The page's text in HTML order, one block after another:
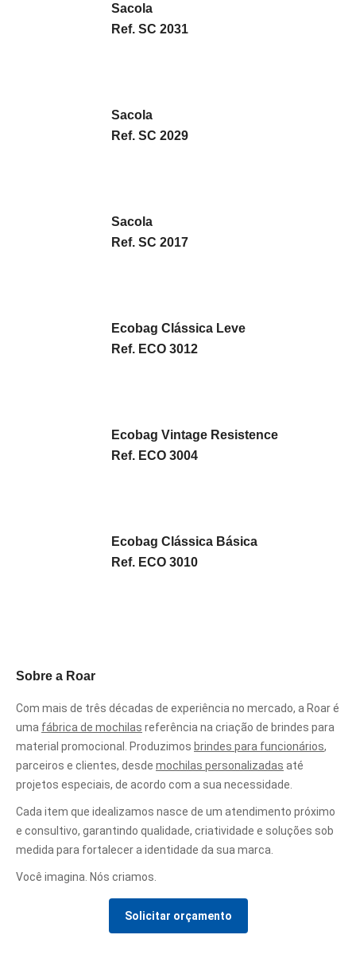
Sacola
Ref. SC 2031
Sacola
Ref. SC 2029
Sacola
Ref. SC 2017
Ecobag Clássica Leve
Ref. ECO 3012
Ecobag Vintage Resistence
Ref. ECO 3004
Ecobag Clássica Básica
Ref. ECO 3010
Sobre a Roar
Com mais de três décadas de experiência no mercado, a Roar é
uma fábrica de mochilas referência na criação de brindes para
material promocional. Produzimos brindes para funcionários,
parceiros e clientes, desde mochilas personalizadas até
projetos especiais, de acordo com a sua necessidade.
Cada item que idealizamos nasce de um atendimento próximo
e consultivo, garantindo qualidade, criatividade e soluções sob
medida para fortalecer a identidade da sua marca.
Você imagina. Nós criamos.
Solicitar orçamento